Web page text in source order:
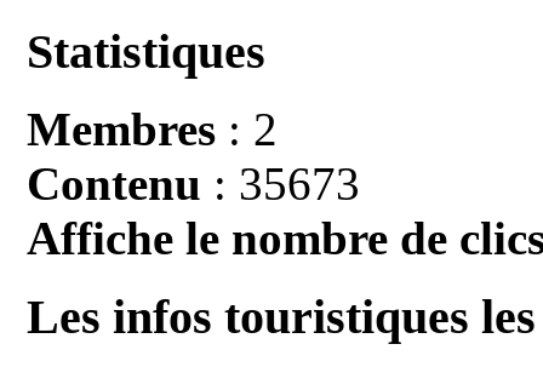
Statistiques
Membres : 2
Contenu : 35673
Affiche le nombre de
Les infos touristiques